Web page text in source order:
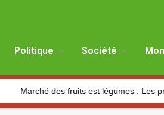
Politique Société
des fruits est légumes : Les producteurs